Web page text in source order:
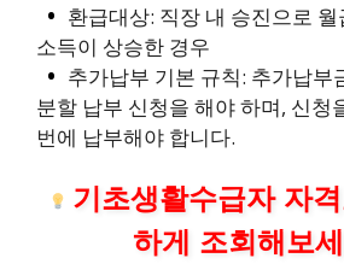
환급대상: 직장 내 승진으로
소득이 상승한 경우
추가납부 기본 규칙: 추가납부
분할 납부 신청을 해야 하며, 신청
번에 납부해야 합니다.
기초생활수급자 자
하게 조회해보